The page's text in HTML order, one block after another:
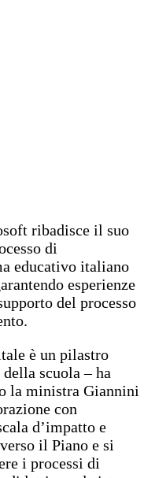
ribadisce il suo
di
educativo italiano
esperienze
del processo
è un pilastro
scuola – ha
la ministra Giannini
con
d’impatto e
il Piano e si
i processi di